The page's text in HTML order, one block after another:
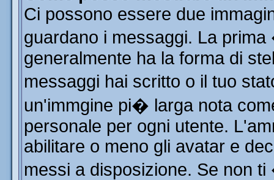
Ci possono essere due
guardano i messaggi. La
generalmente ha la forma di
messaggi hai scritto o il tuo
un'immgine pi� larga nota
personale per ogni utente.
abilitare o meno gli avatar e
messi a disposizione. Se non